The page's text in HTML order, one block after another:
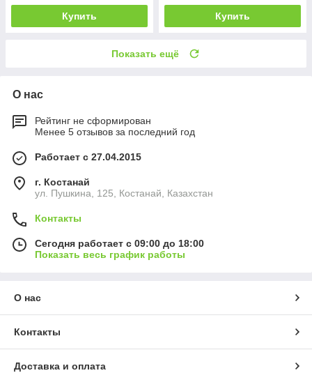
Купить Купить
Показать ещё
О нас
Рейтинг не сформирован
Менее 5 отзывов за последний год
Работает с 27.04.2015
г. Костанай
ул. Пушкина, 125, Костанай, Казахстан
Контакты
Сегодня работает с 09:00 до 18:00
Показать весь график работы
О нас
Контакты
Доставка и оплата